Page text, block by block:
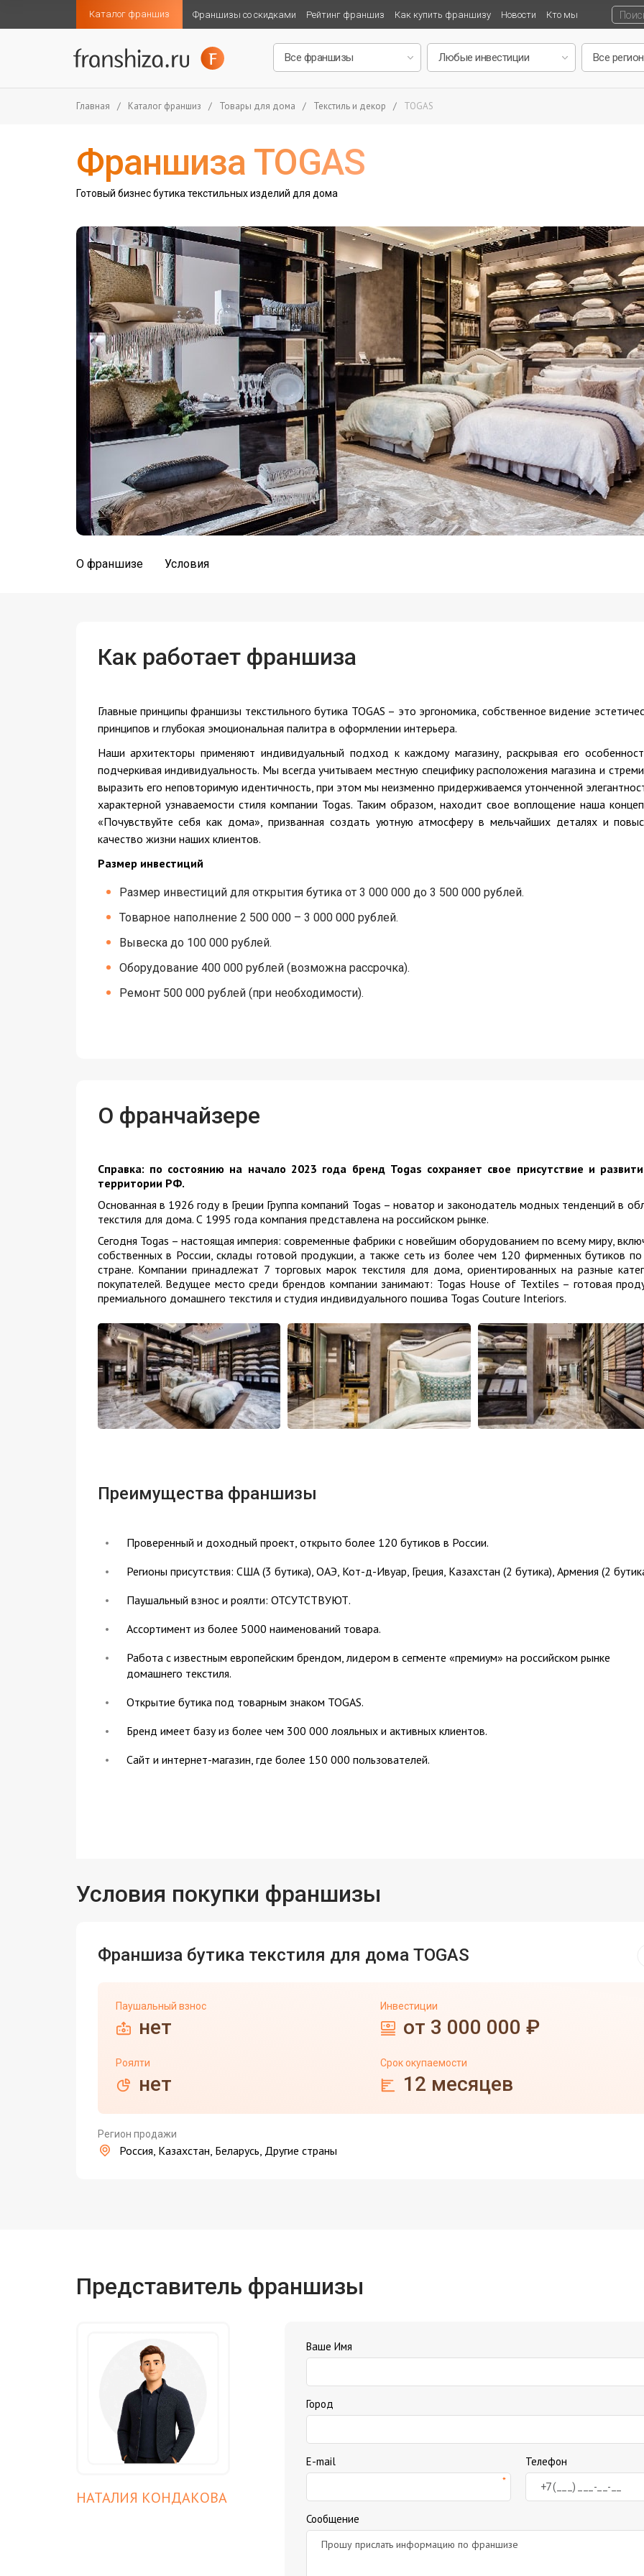
Каталог франшиз Франшизы со скидками Рейтинг франшиз Как купить франшизу Новости Кто мы
Главная / Каталог франшиз / Товары для дома / Текстиль и декор / TOGAS
Франшиза TOGAS
Готовый бизнес бутика текстильных изделий для дома
О франшизе Условия
Как работает франшиза
Главные принципы франшизы текстильного бутика TOGAS – это эргономика, собственное видение
принципов и глубокая эмоциональная палитра в оформлении интерьера.
Наши архитекторы применяют индивидуальный подход к каждому магазину, раскрывая его
подчеркивая индивидуальность. Мы всегда учитываем местную специфику расположения магазина и
выразить его неповторимую идентичность, при этом мы неизменно придерживаемся утонченной
характерной узнаваемости стиля компании Togas. Таким образом, находит свое воплощение наша
«Почувствуйте себя как дома», призванная создать уютную атмосферу в мельчайших деталях и
качество жизни наших клиентов.
Размер инвестиций
Размер инвестиций для открытия бутика от 3 000 000 до 3 500 000 рублей.
Товарное наполнение 2 500 000 – 3 000 000 рублей.
Вывеска до 100 000 рублей.
Оборудование 400 000 рублей (возможна рассрочка).
Ремонт 500 000 рублей (при необходимости).
О франчайзере
Справка: по состоянию на начало 2023 года бренд Togas сохраняет свое присутствие и
территории РФ.
Основанная в 1926 году в Греции Группа компаний Togas – новатор и законодатель модных тенденций в
текстиля для дома. С 1995 года компания представлена на российском рынке.
Сегодня Togas – настоящая империя: современные фабрики с новейшим оборудованием по всему миру,
собственных в России, склады готовой продукции, а также сеть из более чем 120 фирменных бутиков по
стране. Компании принадлежат 7 торговых марок текстиля для дома, ориентированных на разные
покупателей. Ведущее место среди брендов компании занимают: Togas House of Textiles – готовая
премиального домашнего текстиля и студия индивидуального пошива Togas Couture Interiors.
Преимущества франшизы
Проверенный и доходный проект, открыто более 120 бутиков в России.
Регионы присутствия: США (3 бутика), ОАЭ, Кот-д-Ивуар, Греция, Казахстан (2 бутика), Армения (2
Паушальный взнос и роялти: ОТСУТСТВУЮТ.
Ассортимент из более 5000 наименований товара.
Работа с известным европейским брендом, лидером в сегменте «премиум» на российском рынке
домашнего текстиля.
Открытие бутика под товарным знаком TOGAS.
Бренд имеет базу из более чем 300 000 лояльных и активных клиентов.
Сайт и интернет-магазин, где более 150 000 пользователей.
Условия покупки франшизы
Франшиза бутика текстиля для дома TOGAS
Паушальный взнос
нет
Инвестиции
от 3 000 000 ₽
Роялти
нет
Срок окупаемости
12 месяцев
Регион продажи
Россия, Казахстан, Беларусь, Другие страны
Представитель франшизы
НАТАЛИЯ КОНДАКОВА
Ваше Имя
Город
E-mail Телефон
Сообщение